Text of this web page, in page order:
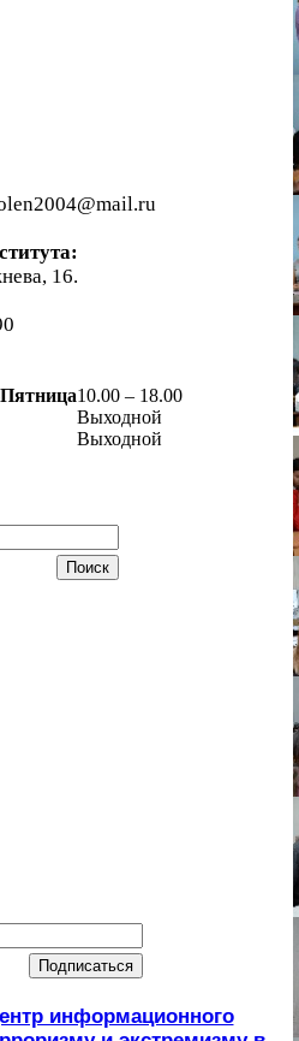
16.
10.00 – 18.00
Выходной
Выходной
информационного